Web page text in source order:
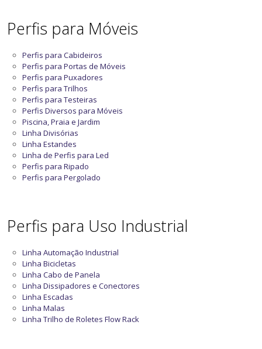
Perfis para Móveis
Perfis para Cabideiros
Perfis para Portas de Móveis
Perfis para Puxadores
Perfis para Trilhos
Perfis para Testeiras
Perfis Diversos para Móveis
Piscina, Praia e Jardim
Linha Divisórias
Linha Estandes
Linha de Perfis para Led
Perfis para Ripado
Perfis para Pergolado
Perfis para Uso Industrial
Linha Automação Industrial
Linha Bicicletas
Linha Cabo de Panela
Linha Dissipadores e Conectores
Linha Escadas
Linha Malas
Linha Trilho de Roletes Flow Rack